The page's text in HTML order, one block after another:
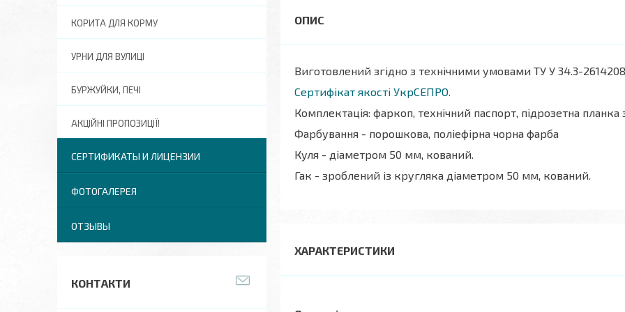
Виготовлений згідно з технічними умовами ТУ У 34.3-
Сертифікат якості УкрСЕПРО.
Комплектація: фаркоп, технічний паспорт, підрозетна
Фарбування - порошкова, поліефірна чорна фарба
Куля - діаметром 50 мм, кований.
Гак - зроблений із кругляка діаметром 50 мм, кований.
ХАРАКТЕРИСТИКИ
КОРИТА ДЛЯ КОРМУ
УРНИ ДЛЯ ВУЛИЦІ
БУРЖУЙКИ, ПЕЧІ
АКЦІЙНІ ПРОПОЗИЦІЇ!
СЕРТИФИКАТЫ И ЛИЦЕНЗИИ
ФОТОГАЛЕРЕЯ
ОТЗЫВЫ
КОНТАКТИ